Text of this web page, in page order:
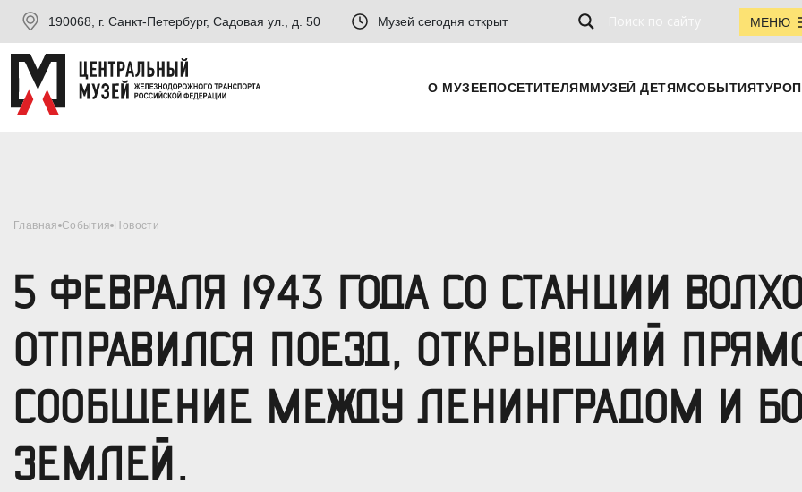
190068, г. Санкт-Петербург, Садовая ул., д. 50 Музей сегодня открыт МЕНЮ
О МУЗЕЕПОСЕТИТЕЛЯММУЗЕЙ ДЕТЯМСОБЫТИЯ
Главная События Новости
5 ФЕВРАЛЯ 1943 ГОДА СО СТАНЦИИ
ОТПРАВИЛСЯ ПОЕЗД, ОТКРЫВШИЙ
СООБЩЕНИЕ МЕЖДУ ЛЕНИНГРАДОМ И
ЗЕМЛЕЙ.